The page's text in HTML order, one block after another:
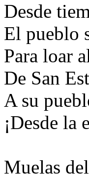
Desde
El pueblo
Para loar
De San
A su
¡Desde la
Muelas